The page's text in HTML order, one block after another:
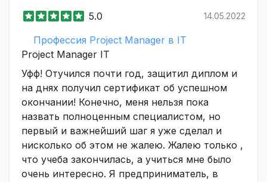
5.0 14.05.2022
Профессия Project Manager в IT
Project Manager IT
Уфф! Отучился почти год, защитил диплом и
на днях получил сертификат об успешном
окончании! Конечно, меня нельзя пока
назвать полноценным специалистом, но
первый и важнейший шаг я уже сделал и
нисколько об этом не жалею. Жалею только ,
что учеба закончилась, а учиться мне было
очень интересно. Я предприниматель, в